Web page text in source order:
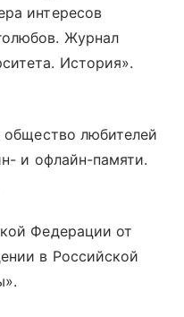
интересов
Журнал
История».
любителей
- и офлайн-памяти.
Федерации от
в Российской